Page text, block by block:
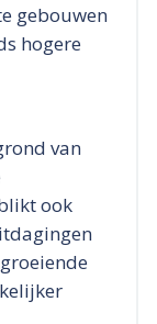
gebouwen
hogere
van
ook